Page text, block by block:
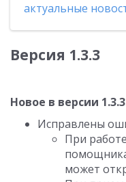
актуальные
Версия 1.3.3
Новое в версии
Исправлены
При
может